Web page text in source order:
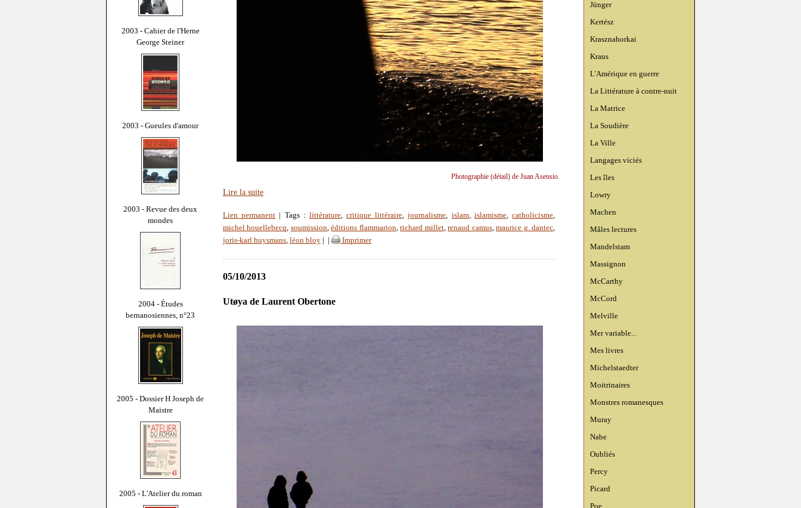
2003 - Cahier de l'Herne
George Steiner
2003 - Gueules d'amour
2003 - Revue des deux
mondes
2004 - Études
bernanosiennes, n°23
2005 - Dossier H Joseph de
Maistre
2005 - L'Atelier du roman
Jünger
Kertész
Krasznahorkai
Kraus
L'Amérique en guerre
La Littérature à contre-nuit
La Matrice
La Soudière
La Ville
Langages viciés
Les îles
Lowry
Machen
Mâles lectures
Mandelstam
Massignon
McCarthy
McCord
Melville
Mer variable...
Mes livres
Michelstaedter
Moitrinaires
Monstres romanesques
Muray
Nabe
Oubliés
Percy
Picard
Poe
Photographie (détail) de Juan Asensio.
Lire la suite
Lien permanent | Tags : littérature,critique littéraire,journalisme, islam, islamisme, catholicisme,
michel houellebecq, soumission,éditions flammarion,richard millet,renaud camus,maurice g. dantec,
joris-karl huysmans, léon bloy Imprimer
05/10/2013
Utøya de Laurent Obertone